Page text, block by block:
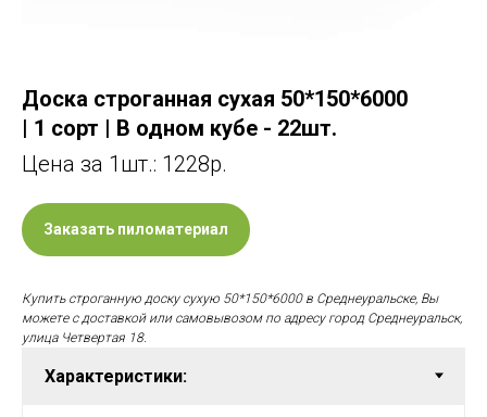
Доска строганная сухая 50*150*6000
| 1 сорт | В одном кубе - 22шт.
Цена за 1шт.: 1228р.
Заказать пиломатериал
Купить строганную доску сухую 50*150*6000 в Среднеуральске, Вы
можете с доставкой или самовывозом по адресу город Среднеуральск,
улица Четвертая 18.